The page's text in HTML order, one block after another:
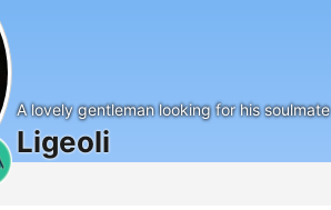
A lovely gentleman looking for his soulmate
Ligeoli